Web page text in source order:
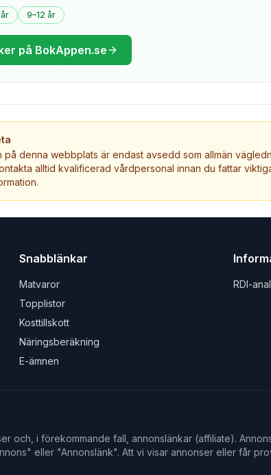
9–12 år
på BokAppen.se
på denna webbplats är endast avsedd som allmän
alltid kvalificerad vårdpersonal innan du fattar
Snabblänkar
Matvaror
Topplistor
Kosttillskott
Näringsberäkning
E-ämnen
RDI-
och, i förekommande fall, annonslänkar (affiliate).
eller "Annonslänk". Att vi visar annonser eller får